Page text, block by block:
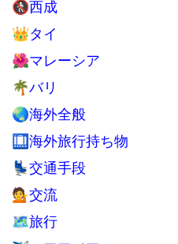
所や経験
の趣味実例
🔍 サイト内検索
YouTube